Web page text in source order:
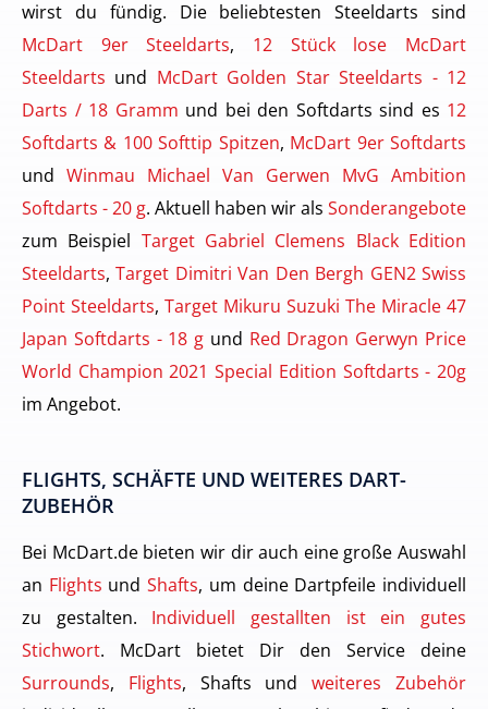
wirst du fündig. Die beliebtesten Steeldarts sind
McDart 9er Steeldarts, 12 Stück lose McDart
Steeldarts und McDart Golden Star Steeldarts - 12
Darts / 18 Gramm und bei den Softdarts sind es 12
Softdarts & 100 Softtip Spitzen, McDart 9er Softdarts
und Winmau Michael Van Gerwen MvG Ambition
Softdarts - 20 g. Aktuell haben wir als Sonderangebote
zum Beispiel Target Gabriel Clemens Black Edition
Steeldarts,Target Dimitri Van Den Bergh GEN2 Swiss
Point Steeldarts, Target Mikuru Suzuki The Miracle 47
Japan Softdarts - 18 g und Red Dragon Gerwyn Price
World Champion 2021 Special Edition Softdarts - 20g
im Angebot.
FLIGHTS, SCHÄFTE UND WEITERES DART-
ZUBEHÖR
Bei McDart.de bieten wir dir auch eine große Auswahl
an Flights undShafts, um deine Dartpfeile individuell
zu gestalten. Individuell gestallten ist ein gutes
Stichwort. McDart bietet Dir den Service deine
Surrounds, Flights, Shafts undweiteres Zubehör